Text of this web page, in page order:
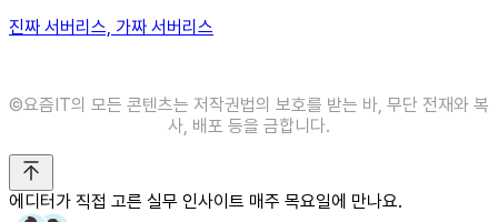
진짜 서버리스, 가짜 서버리스
©️요즘IT의 모든 콘텐츠는 저작권법의 보호를 받는 바, 무단 전재와 복
사, 배포 등을 금합니다.
에디터가 직접 고른 실무 인사이트 매주 목요일에 만나요.